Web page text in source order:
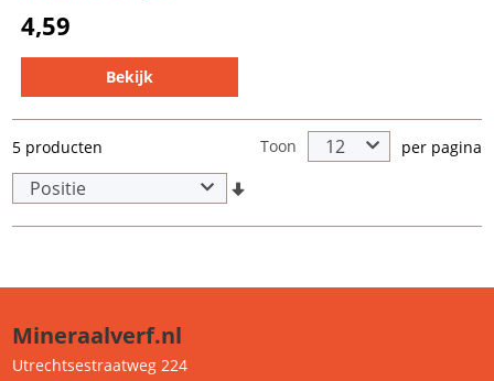
4,59
Bekijk
5 producten Toon per pagina
Mineraalverf.nl
Utrechtsestraatweg 224